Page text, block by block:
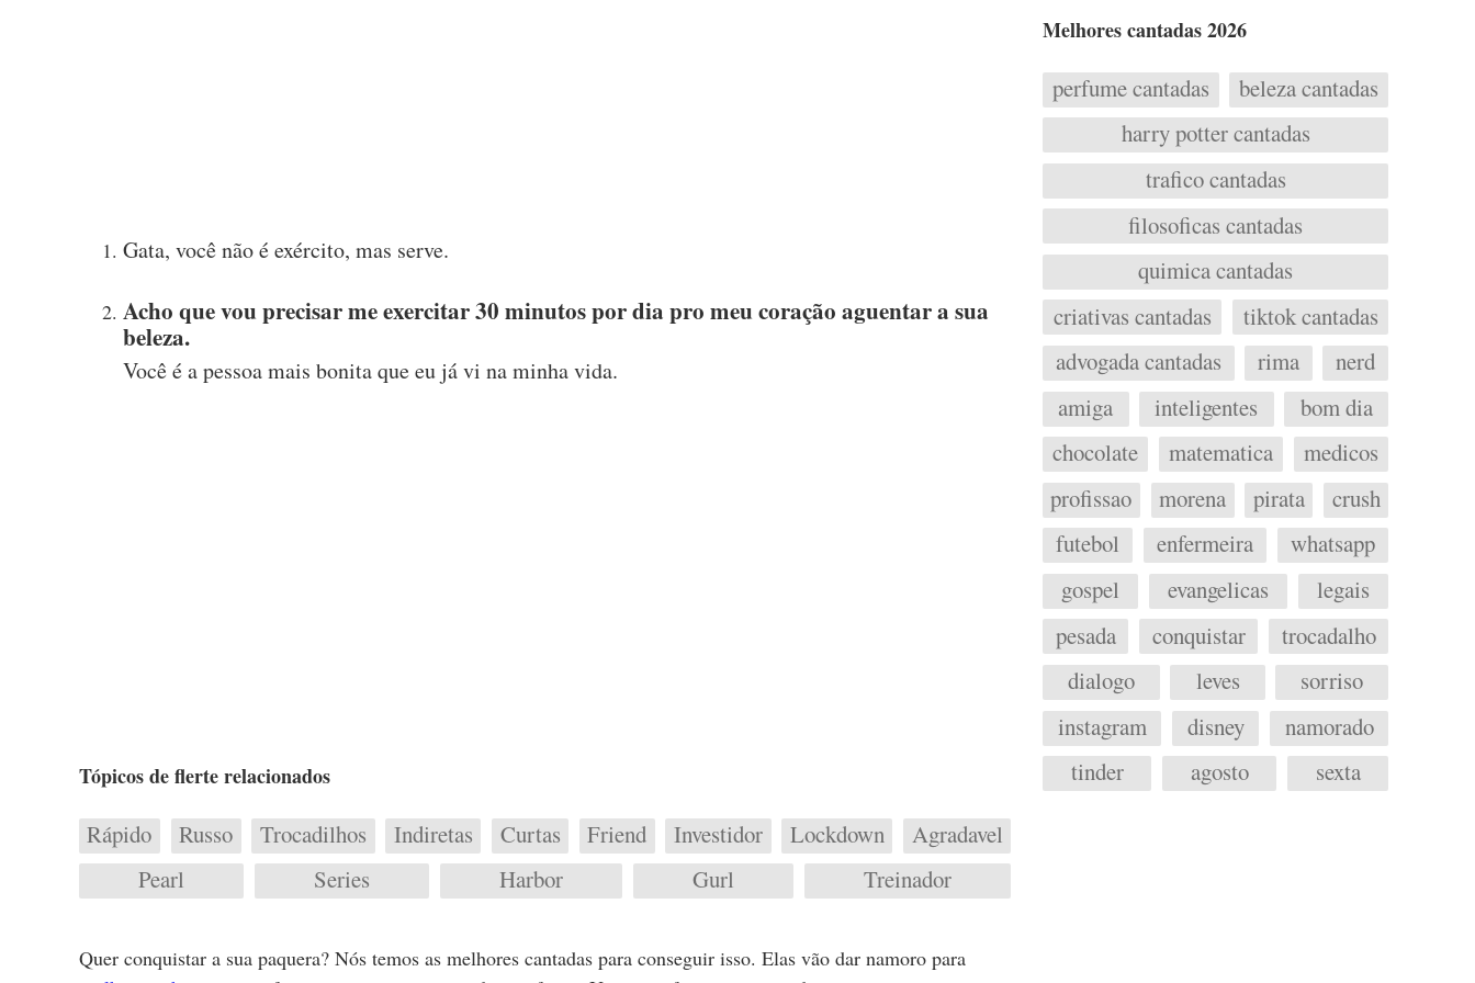
Gata, você não é exército, mas serve.
Acho que vou precisar me exercitar 30 minutos por dia pro meu coração aguentar a sua
beleza.
Você é a pessoa mais bonita que eu já vi na minha vida.
Tópicos de flerte relacionados
Rápido Russo Trocadilhos Indiretas Curtas Friend Investidor Lockdown
Agradavel
Pearl
Series Harbor Gurl Treinador
Quer conquistar a sua paquera? Nós temos as melhores cantadas para conseguir isso. Elas vão dar namoro para
Melhores cantadas 2026
perfume cantadas
beleza cantadas
harry potter cantadas
trafico cantadas
filosoficas cantadas
quimica cantadas
criativas cantadas
tiktok cantadas
advogada cantadas
rima
nerd
amiga
inteligentes
bom dia
chocolate
matematica
medicos
profissao
morena pirata
crush
futebol
enfermeira
whatsapp
gospel
evangelicas
legais
pesada
conquistar
trocadalho
dialogo
leves
sorriso
instagram
disney
namorado
tinder
agosto sexta